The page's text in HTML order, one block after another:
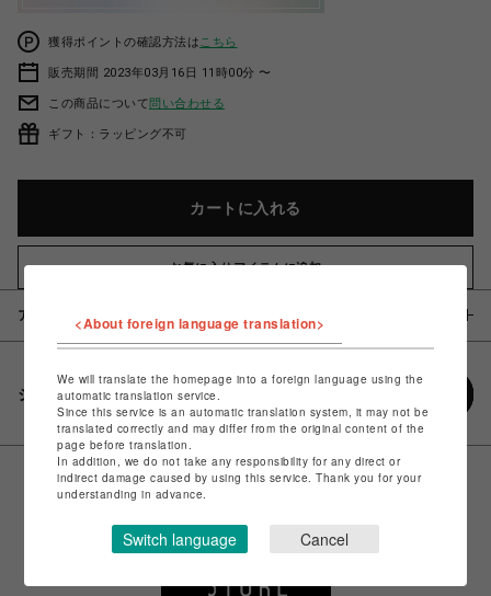
獲得ポイントの確認方法は こちら
販売期間 2023年03月16日 11時00分 〜
この商品について問い合わせる
ギフト：ラッピング不可
カートに入れる
お気に入りアイテムに追加
アイテム説明 / 素材
シェアする
<About foreign language translation>
We will translate the homepage into a foreign language using the
automatic translation service.
Since this service is an automatic translation system, it may not be
translated correctly and may differ from the original content of the
page before translation.
In addition, we do not take any responsibility for any direct or
indirect damage caused by using this service. Thank you for your
understanding in advance.
Switch language Cancel